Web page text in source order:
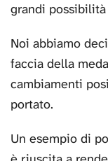
grandi
Noi abbiamo
faccia della
cambiamenti
portato.
Un esempio di